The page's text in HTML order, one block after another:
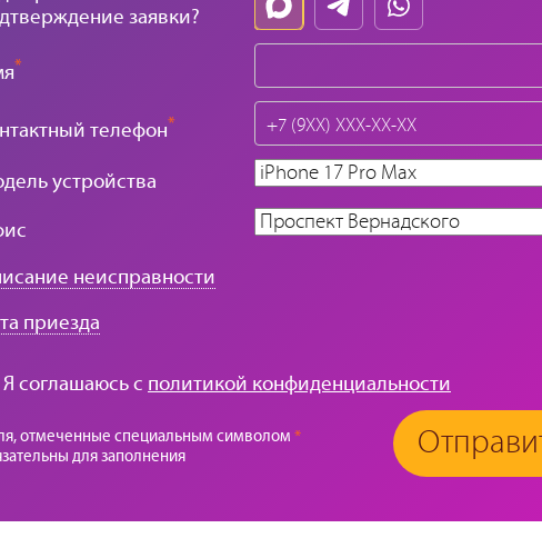
заявки?
*
телефон*
устройства
неисправности
приезда
Я соглашаюсь с политикой конфиденциальности
отмеченные специальным символом *
для заполнения